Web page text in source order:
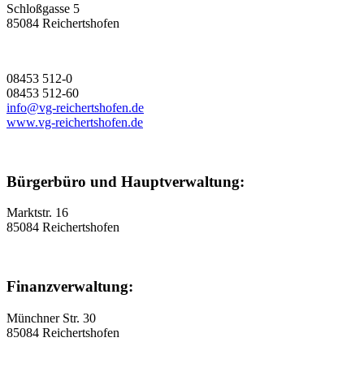
Schloßgasse 5
85084 Reichertshofen
08453 512-0
08453 512-60
info@vg-reichertshofen.de
www.vg-reichertshofen.de
Bürgerbüro und Hauptverwaltung:
Marktstr. 16
85084 Reichertshofen
Finanzverwaltung:
Münchner Str. 30
85084 Reichertshofen